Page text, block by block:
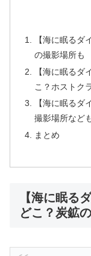
【海に眠る
の撮影場所も
【海に眠る
こ？ホストク
【海に眠る
撮影場所など
まとめ
【海に眠る
どこ？炭鉱